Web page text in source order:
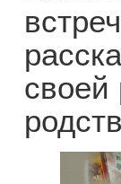
своей